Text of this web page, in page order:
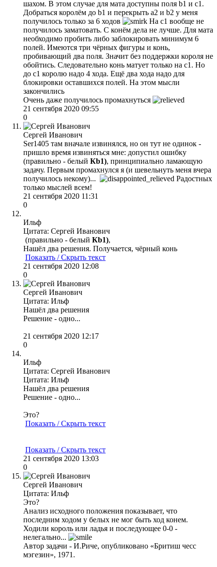
шахом. В этом случае для мата доступны поля b1 и с1.
Добраться королём до b1 и перекрыть а2 и b2 у меня
получилось только за 6 ходов
На с1 вообще не
получилось заматовать. С конём дела не лучше. Для мата
необходимо пробить либо заблокировать минимум 6
полей. Имеются три чёрных фигуры и конь,
пробивающий два поля. Значит без поддержки короля не
обойтись. Следовательно конь матует только на с1. Но
до с1 королю надо 4 хода. Ещё два хода надо для
блокировки оставшихся полей. На этом мысли
закончились
Очень даже получилось промахнуться
21 сентября 2020 09:55
0
Сергей Иванович
Ser1405 там вначале извинялся, но он тут не одинок -
пришло время извиняться мне: допустил ошибку
(правильно - белый Кb1), принципиально ламающую
задачу. Первым промахнулся я (и шевельнуть меня вчера
получилось некому)...
Радостных
только мыслей всем!
21 сентября 2020 11:31
0
Ильф
Цитата: Сергей Иванович
(правильно - белый Кb1),
Нашёл два решения. Получается, чёрный конь
Показать / Скрыть текст
21 сентября 2020 12:08
0
Сергей Иванович
Цитата: Ильф
Нашёл два решения
Решение - одно...
21 сентября 2020 12:17
0
Ильф
Цитата: Сергей Иванович
Цитата: Ильф
Нашёл два решения
Решение - одно...
Это?
Показать / Скрыть текст
Показать / Скрыть текст
21 сентября 2020 13:03
0
Сергей Иванович
Цитата: Ильф
Это?
Анализ исходного положения показывает, что
последним ходом у белых не мог быть ход конем.
Ходили король или ладья и последующее 0-0 -
нелегально...
Автор задачи - И.Риче, опубликовано «Бритиш чесс
мэгезин», 1971.